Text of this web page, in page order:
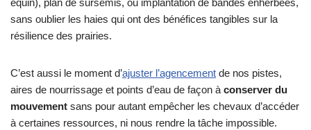
sans oublier les haies qui ont des bénéfices tangibles sur la
résilience des prairies.
C’est aussi le moment d’ajuster l’agencement de nos pistes,
aires de nourrissage et points d’eau de façon à conserver du
mouvement sans pour autant empêcher les chevaux d’accéder
à certaines ressources, ni nous rendre la tâche impossible.